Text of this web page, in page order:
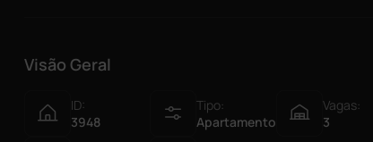
Visão Geral
ID:
3948
Tipo:
Apartamento
Vagas:
3